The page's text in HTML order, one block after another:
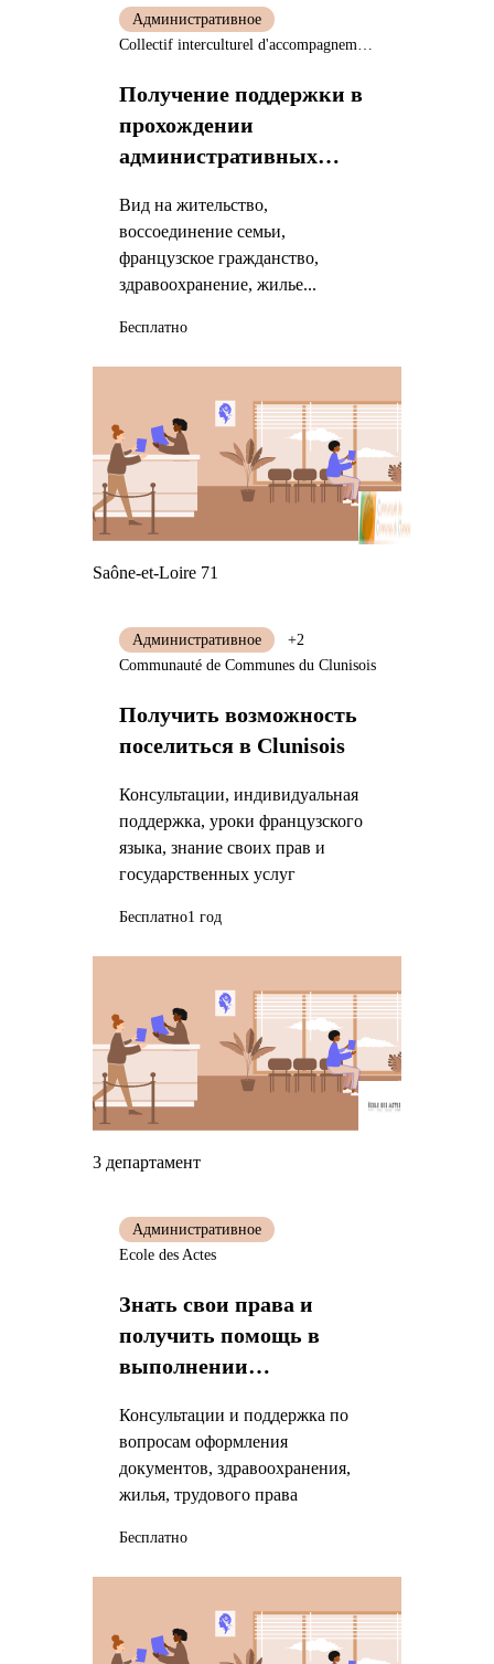
Получение поддержки в
прохождении
административных
Вид на жительство,
воссоединение семьи,
французское гражданство,
здравоохранение, жилье...
Административное
Collectif interculturel d'accompagnement de migrants (CIAM)
Бесплатно
Saône-et-Loire 71
Получить возможность
поселиться в Clunisois
Консультации, индивидуальная
поддержка, уроки французского
языка, знание своих прав и
государственных услуг
Административное
+2
Communauté de Communes du Clunisois
Бесплатно1 год
3 департамент
Знать свои права и
получить помощь в
выполнении
процедур
Консультации и поддержка по
вопросам оформления
документов, здравоохранения,
жилья, трудового права
Административное
Ecole des Actes
Бесплатно